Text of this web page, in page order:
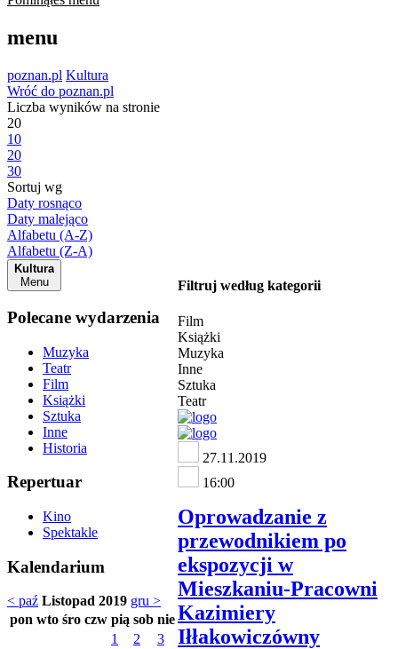
menu
poznan.pl Kultura
Wróć do poznan.pl
Liczba wyników na stronie
20
10
20
30
Sortuj wg
Daty rosnąco
Daty malejąco
Alfabetu (A-Z)
Alfabetu (Z-A)
Kultura
Menu
Polecane wydarzenia
Muzyka
Teatr
Film
Książki
Sztuka
Inne
Historia
Repertuar
Kino
Spektakle
Kalendarium
< paź Listopad 2019 gru >
pon wto śro czw pią sob nie
1
2
3
Filtruj według kategorii
Film
Książki
Muzyka
Inne
Sztuka
Teatr
27.11.2019
16:00
Oprowadzanie z
przewodnikiem po
ekspozycji w
Mieszkaniu-Pracowni
Kazimiery
Iłłakowiczówny